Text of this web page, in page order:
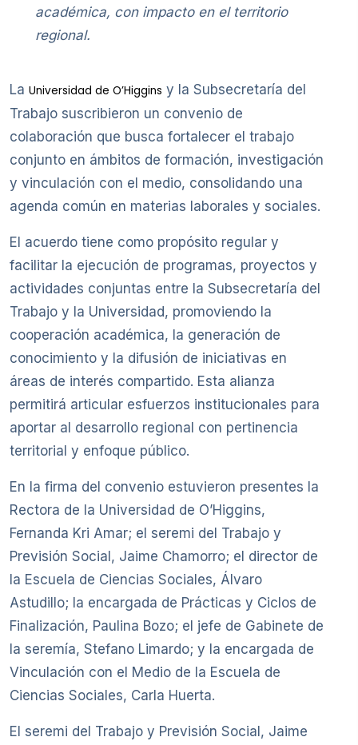
académica, con impacto en el territorio
regional.
La Universidad de O’Higgins y la Subsecretaría del
Trabajo suscribieron un convenio de
colaboración que busca fortalecer el trabajo
conjunto en ámbitos de formación, investigación
y vinculación con el medio, consolidando una
agenda común en materias laborales y sociales.
El acuerdo tiene como propósito regular y
facilitar la ejecución de programas, proyectos y
actividades conjuntas entre la Subsecretaría del
Trabajo y la Universidad, promoviendo la
cooperación académica, la generación de
conocimiento y la difusión de iniciativas en
áreas de interés compartido. Esta alianza
permitirá articular esfuerzos institucionales para
aportar al desarrollo regional con pertinencia
territorial y enfoque público.
En la firma del convenio estuvieron presentes la
Rectora de la Universidad de O’Higgins,
Fernanda Kri Amar; el seremi del Trabajo y
Previsión Social, Jaime Chamorro; el director de
la Escuela de Ciencias Sociales, Álvaro
Astudillo; la encargada de Prácticas y Ciclos de
Finalización, Paulina Bozo; el jefe de Gabinete de
la seremía, Stefano Limardo; y la encargada de
Vinculación con el Medio de la Escuela de
Ciencias Sociales, Carla Huerta.
El seremi del Trabajo y Previsión Social, Jaime